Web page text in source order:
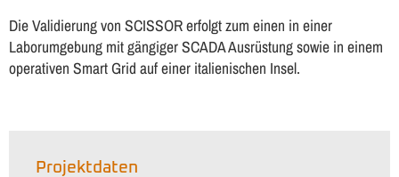
Die Validierung von SCISSOR erfolgt zum einen in einer
Laborumgebung mit gängiger SCADA Ausrüstung sowie in einem
operativen Smart Grid auf einer italienischen Insel.
Projektdaten